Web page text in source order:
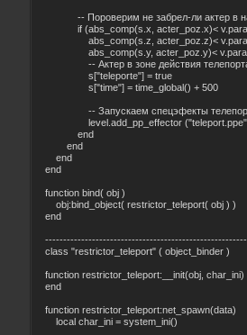
-- Пороверим не забрел-ли актер в
if (abs_comp(s.x, acter_poz.x)<
abs_comp(s.z, acter_poz.z)<
abs_comp(s.y, acter_poz.y)<
-- Актер в зоне действия телепорта,
s["teleporte"] = true
s["time"] = time_global() + 500
-- Запускаем спецэфекты
level.add_pp_effector ("teleport.ppe",
end
end
end
end
function bind( obj )
obj:bind_object( restrictor_teleport( obj ) )
end
class "restrictor_teleport" ( object_binder )
function restrictor_teleport:__init(obj, char_ini)
end
function restrictor_teleport:net_spawn(data)
local char_ini = system_ini()